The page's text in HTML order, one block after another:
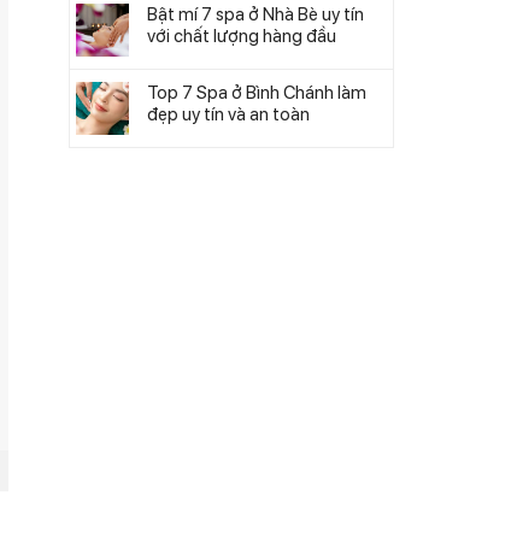
Bật mí 7 spa ở Nhà Bè uy tín
với chất lượng hàng đầu
Top 7 Spa ở Bình Chánh làm
đẹp uy tín và an toàn